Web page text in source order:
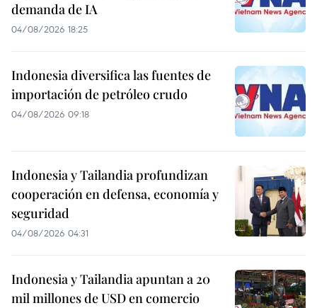
demanda de IA
04/08/2026 18:25
Indonesia diversifica las fuentes de
importación de petróleo crudo
04/08/2026 09:18
Indonesia y Tailandia profundizan
cooperación en defensa, economía y
seguridad
04/08/2026 04:31
Indonesia y Tailandia apuntan a 20
mil millones de USD en comercio